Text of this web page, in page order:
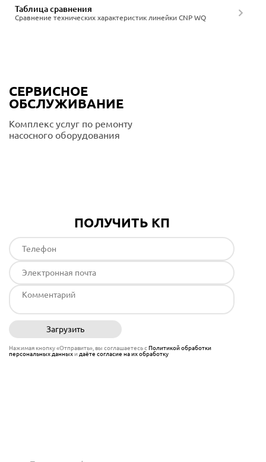
Сравнение технических характеристик линейки CNP WQ
Таблица сравнения
СЕРВИСНОЕ
ОБСЛУЖИВАНИЕ
Комплекс услуг по ремонту
насосного оборудования
ПОЛУЧИТЬ КП
Загрузить
Нажимая кнопку «Отправить», вы соглашаетесь сПолитикой обработки
персональных данныхи даёте согласие на их обработку